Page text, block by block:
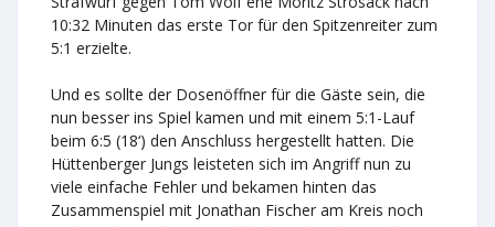
10:32 Minuten das erste Tor für den Spitzenreiter zum
5:1 erzielte.
Und es sollte der Dosenöffner für die Gäste sein, die
nun besser ins Spiel kamen und mit einem 5:1-Lauf
beim 6:5 (18‘) den Anschluss hergestellt hatten. Die
Hüttenberger Jungs leisteten sich im Angriff nun zu
viele einfache Fehler und bekamen hinten das
Zusammenspiel mit Jonathan Fischer am Kreis noch